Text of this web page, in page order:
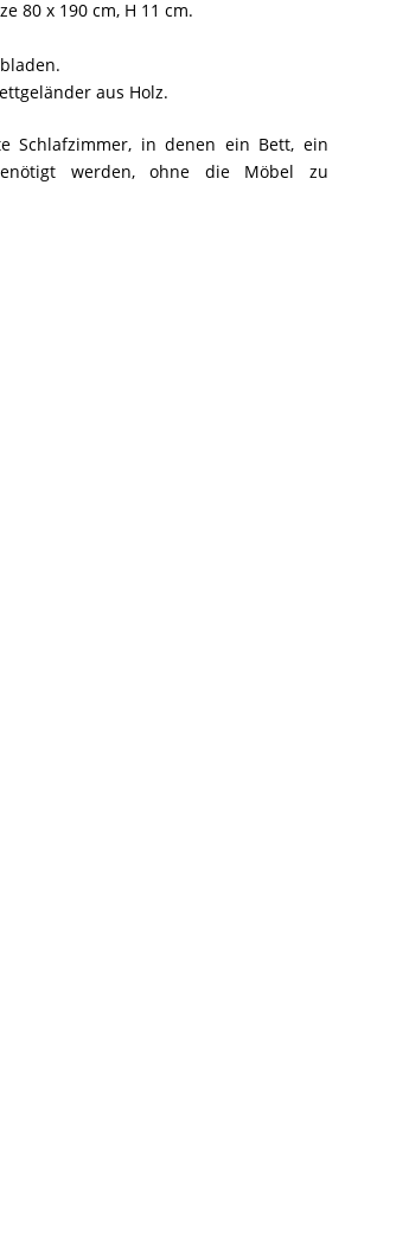
80 x 190 cm, H 11 cm.
aus Holz.
Schlafzimmer, in denen ein Bett, ein
werden, ohne die Möbel zu